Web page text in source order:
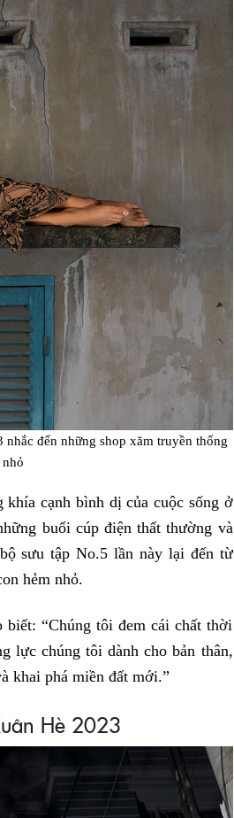
đến những shop xăm truyền thống
cạnh bình dị của cuộc sống ở
buổi cúp điện thất thường và
sưu tập No.5 lần này lại đến từ
hẻm nhỏ.
“Chúng tôi đem cái chất thời
lực chúng tôi dành cho bản thân,
khai phá miền đất mới.”
Hè 2023